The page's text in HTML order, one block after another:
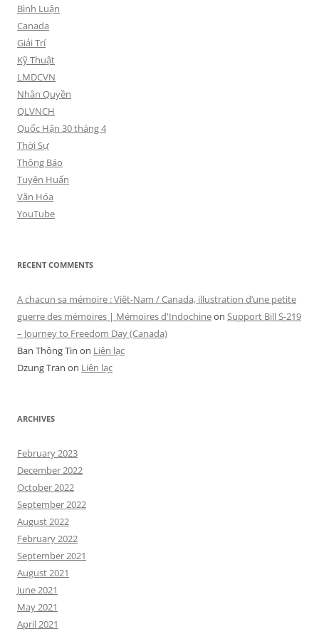
Bình Luận
Canada
Giải Trí
Kỹ Thuật
LMDCVN
Nhân Quyền
QLVNCH
Quốc Hận 30 tháng 4
Thời Sự
Thông Báo
Tuyên Huấn
Văn Hóa
YouTube
RECENT COMMENTS
A chacun sa mémoire : Viêt-Nam / Canada, illustration d’une petite
guerre des mémoires | Mémoires d'Indochineon Support Bill S-219
– Journey to Freedom Day (Canada)
Ban Thông Tin on Liên lạc
Dzung Tran on Liên lạc
ARCHIVES
February 2023
December 2022
October 2022
September 2022
August 2022
February 2022
September 2021
August 2021
June 2021
May 2021
April 2021